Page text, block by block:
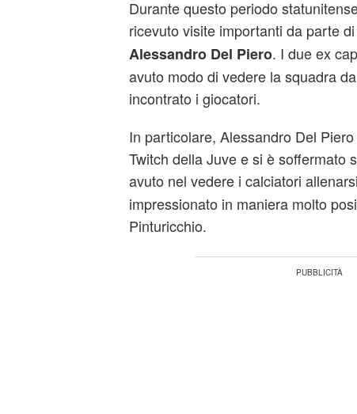
Durante questo periodo
ricevuto visite importanti da parte di
Alessandro Del Piero. I due ex
avuto modo di vedere la squadra
incontrato i giocatori.
In particolare, Alessandro Del
Twitch della Juve e si è soffermato
avuto nel vedere i calciatori
impressionato in maniera molto
Pinturicchio.